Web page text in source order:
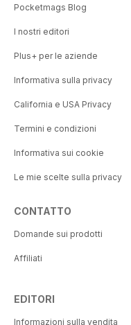
Pocketmags Blog
I nostri editori
Plus+ per le aziende
Informativa sulla privacy
California e USA Privacy
Termini e condizioni
Informativa sui cookie
Le mie scelte sulla privacy
CONTATTO
Domande sui prodotti
Affiliati
EDITORI
Informazioni sulla vendita